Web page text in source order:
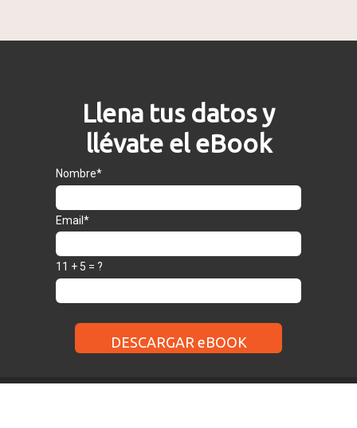
Llena tus datos y
llévate el eBook
Nombre*
Email*
11 + 5 = ?
DESCARGAR eBOOK